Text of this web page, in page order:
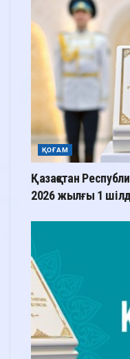
ҚОҒАМ
Қазақстан
2026 жылғы 1